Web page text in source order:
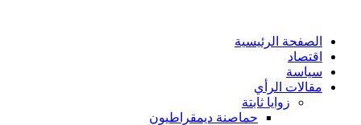
الصفحة الرئيسية
اقتصاد
سياسة
مقالات الرأي
زوايا ثابتة
حماصنة ديمقراطيون